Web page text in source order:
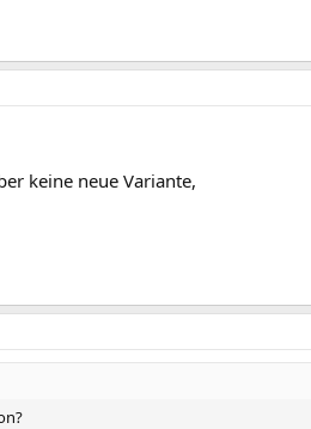
keine neue Variante,